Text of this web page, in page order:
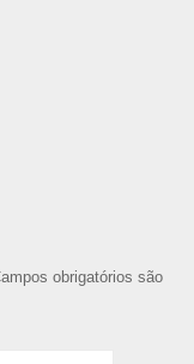
obrigatórios são